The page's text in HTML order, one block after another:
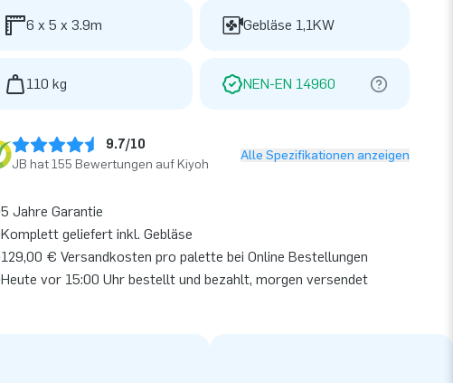
6 x 5 x 3.9m Gebläse 1,1KW
110 kg NEN-EN 14960
9.7/10
JB hat 155 Bewertungen auf Kiyoh
Alle Spezifikationen anzeigen
5 Jahre Garantie
Komplett geliefert inkl. Gebläse
129,00 € Versandkosten pro palette bei Online Bestellungen
Heute vor 15:00 Uhr bestellt und bezahlt, morgen versendet